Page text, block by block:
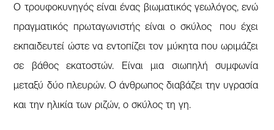
Ο τρουφοκυνηγός είναι ένας βιωματικός γεωλόγος, ενώ
πραγματικός πρωταγωνιστής είναι ο σκύλος που έχει
εκπαιδευτεί ώστε να εντοπίζει τον μύκητα που ωριμάζει
σε βάθος εκατοστών. Είναι μια σιωπηλή συμφωνία
μεταξύ δύο πλευρών. Ο άνθρωπος διαβάζει την υγρασία
και την ηλικία των ριζών, ο σκύλος τη γη.